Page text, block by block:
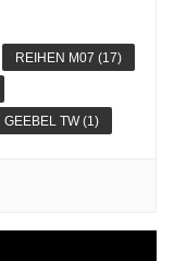
REIHEN M07 (17)
GEEBEL TW (1)